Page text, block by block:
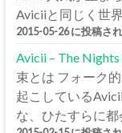
Aviciiと同じく世
2015-05-26 に投稿さ
Avicii – The Nights
束とは フォーク
起こしている
な、ひたすらに